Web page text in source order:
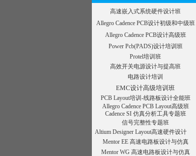
高速嵌入式系统硬件设计班
Allegro Cadence PCB设计初级和中级班
Allegro Cadence PCB设计高级班
Power Pcb(PADS)设计培训班
Protel培训班
高效开关电源设计与提高班
电路设计培训
EMC设计高级培训班
PCB Layout培训-线路板设计全能班
Allegro Cadence PCB Layout高级班
Cadence SI 仿真分析工具专题班
信号完整性专题班
Altium Designer Layout高速硬件设计
Mentor EE 高速电路板设计与仿真
Mentor WG 高速电路板设计与仿真